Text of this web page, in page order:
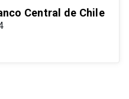
Central de Chile